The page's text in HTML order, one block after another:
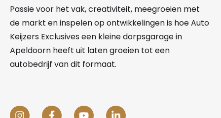
Passie voor het vak, creativiteit, meegroeien met
de markt en inspelen op ontwikkelingen is hoe Auto
Keijzers Exclusives een kleine dorpsgarage in
Apeldoorn heeft uit laten groeien tot een
autobedrijf van dit formaat.